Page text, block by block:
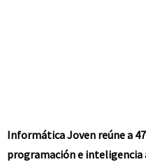
Informática Joven reúne a
programación e